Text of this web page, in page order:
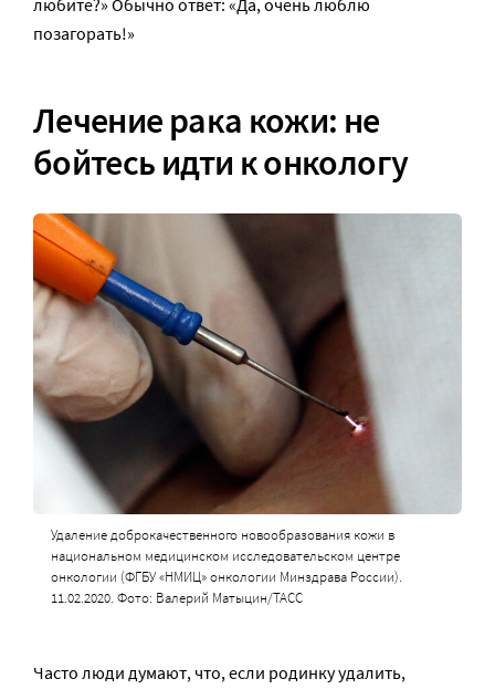
позагорать!»
Лечение рака кожи: не
бойтесь идти к онкологу
Удаление доброкачественного новообразования кожи в
национальном медицинском исследовательском центре
онкологии (ФГБУ «НМИЦ» онкологии Минздрава России).
11.02.2020. Фото: Валерий Матыцин/ТАСС
Часто люди думают, что, если родинку удалить,